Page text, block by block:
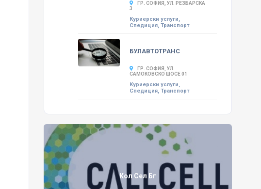
ГР. СОФИЯ, УЛ. РЕЗБАРСКА
3
Куриерски услуги,
Спедиция, Транспорт
БУЛАВТОТРАНС
ГР. СОФИЯ, УЛ.
САМОКОВСКО ШОСЕ 01
Куриерски услуги,
Спедиция, Транспорт
Кол Сел Бг